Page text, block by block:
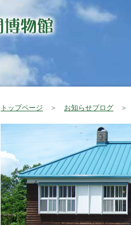
トップページ ＞ お知らせブログ ＞